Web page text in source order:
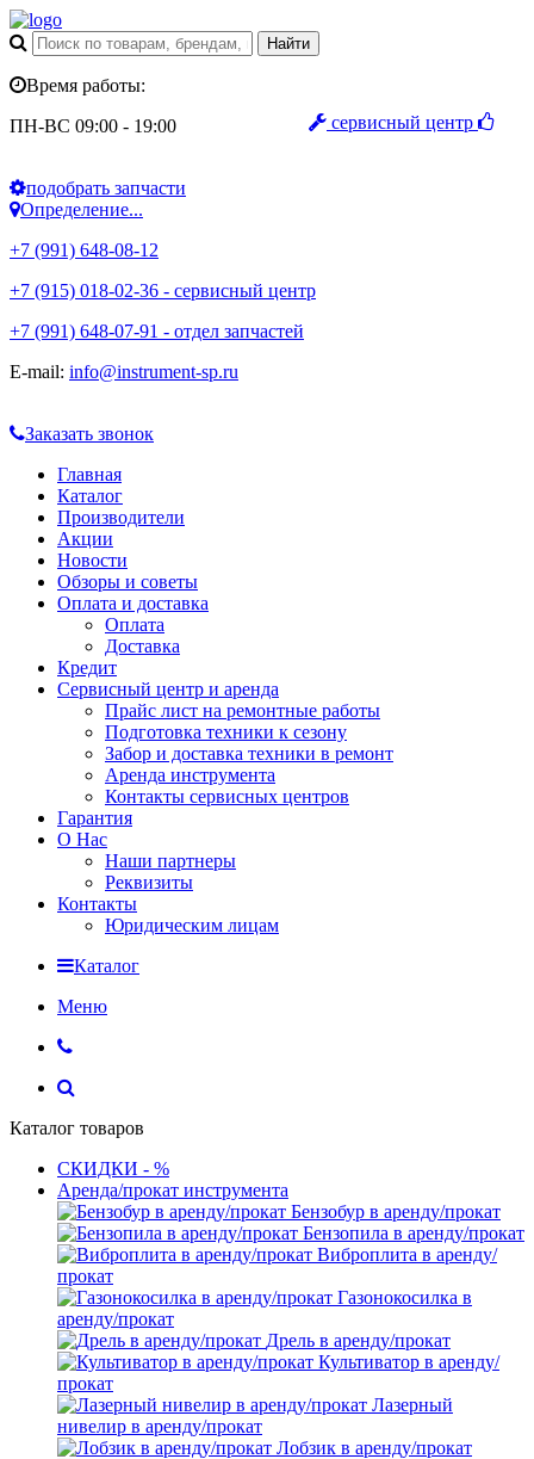
сервисный центр
Время работы:
ПН-ВС 09:00 - 19:00
подобрать запчасти
Определение...
+7 (991) 648-08-12
+7 (915) 018-02-36 - сервисный центр
+7 (991) 648-07-91 - отдел запчастей
E-mail: info@instrument-sp.ru
Заказать звонок
Главная
Каталог
Производители
Акции
Новости
Обзоры и советы
Оплата и доставка
Оплата
Доставка
Кредит
Сервисный центр и аренда
Прайс лист на ремонтные работы
Подготовка техники к сезону
Забор и доставка техники в ремонт
Аренда инструмента
Контакты сервисных центров
Гарантия
О Нас
Наши партнеры
Реквизиты
Контакты
Юридическим лицам
Каталог
Меню
Каталог товаров
СКИДКИ - %
Аренда/прокат инструмента
Бензобур в аренду/прокат
Бензопила в аренду/прокат
Виброплита в аренду/
прокат
Газонокосилка в
аренду/прокат
Дрель в аренду/прокат
Культиватор в аренду/
прокат
Лазерный
нивелир в аренду/прокат
Лобзик в аренду/прокат